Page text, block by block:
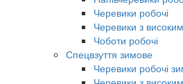
Черевики робочі
Черевики з
Чоботи робочі
Спецвзуття зимове
Черевики робочі